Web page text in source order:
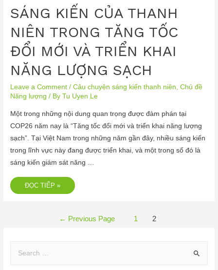
SÁNG KIẾN CỦA THANH
NIÊN TRONG TĂNG TỐC
ĐỔI MỚI VÀ TRIỂN KHAI
NĂNG LƯỢNG SẠCH
Leave a Comment /Câu chuyện sáng kiến thanh niên,Chủ đề
Năng lượng / ByTu Uyen Le
Một trong những nội dung quan trọng được đàm phán tại
COP26 năm nay là “Tăng tốc đổi mới và triển khai năng lượng
sạch”. Tại Việt Nam trong những năm gần đây, nhiều sáng kiến
trong lĩnh vực này đang được triển khai, và một trong số đó là
sáng kiến giám sát năng …
ĐỌC TIẾP »
← Previous Page 1 2